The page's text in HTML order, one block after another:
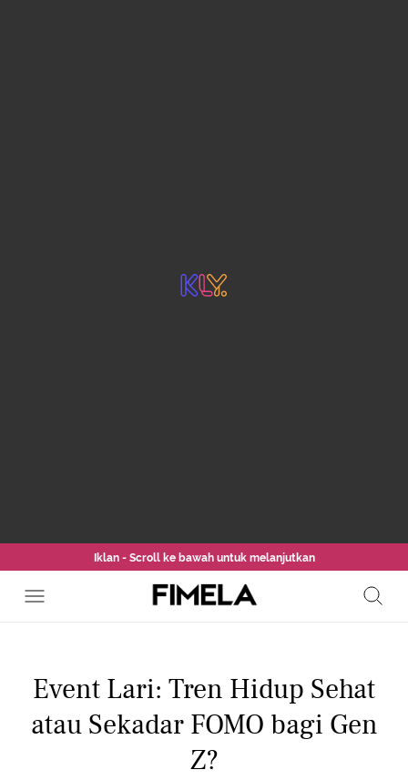
Iklan - Scroll ke bawah untuk melanjutkan
Event Lari: Tren Hidup Sehat
atau Sekadar FOMO bagi Gen
Z?